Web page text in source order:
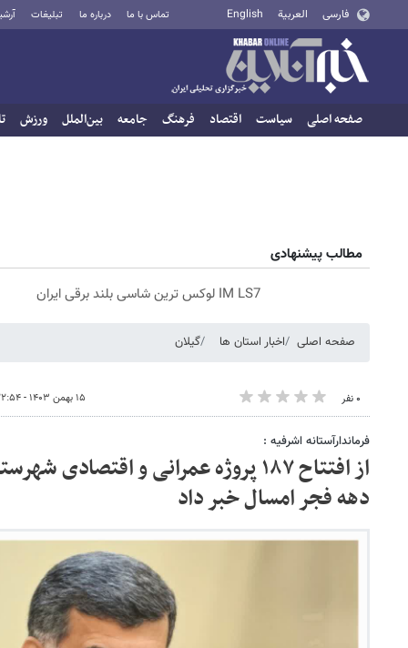
فارسی العربية English تماس با ما درباره ما تبلیغات
صفحه اصلی سیاست اقتصاد فرهنگ جامعه بین‌الملل ورزش
مطالب پیشنهادی
IM LS7 لوکس ترین شاسی بلند برقی ایران
صفحه اصلی اخبار استان ها گیلان
۰ نفر ۱۵ بهمن ۱۴۰۳ - ۲۲:۵۴
فرماندارآستانه اشرفیه :
از افتتاح ۱۸۷ پروژه عمرانی و اقتصادی
دهه فجر امسال خبر داد